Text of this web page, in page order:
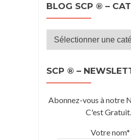
BLOG SCP ® –
Blog
–
Catégories
SCP ® –
Abonnez-vous à notre
C'est Gratuit.
Votre nom*